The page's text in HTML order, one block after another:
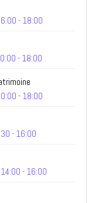
- 18:00
- 18:00
- 18:00
- 16:00
- 16:00